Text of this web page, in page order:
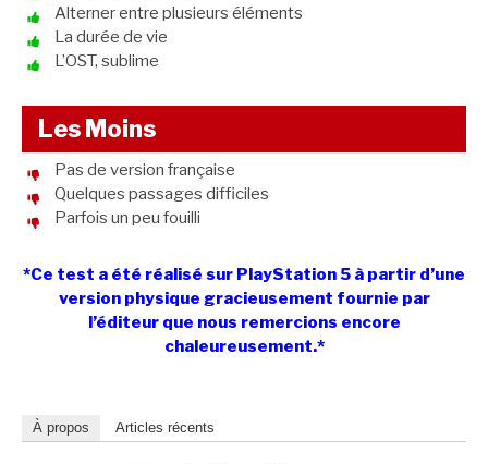
Alterner entre plusieurs éléments
La durée de vie
L’OST, sublime
Les Moins
Pas de version française
Quelques passages difficiles
Parfois un peu fouilli
*Ce test a été réalisé sur PlayStation 5 à partir d’une
version physique gracieusement fournie par
l’éditeur que nous remercions encore
chaleureusement.*
À propos Articles récents